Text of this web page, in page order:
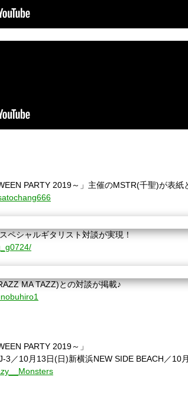
PARTY 2019～」主催のMSTR(千聖)が表紙
ペシャルギタリスト対談が実現！
MA TAZZ)との対談が掲載♪
PARTY 2019～」
3／10月13日(日)新横浜NEW SIDE BEACH／10